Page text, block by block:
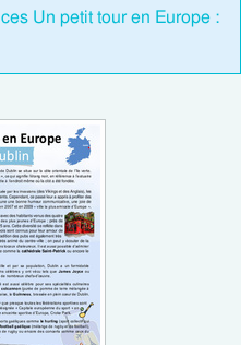
Un petit tour en Europe :